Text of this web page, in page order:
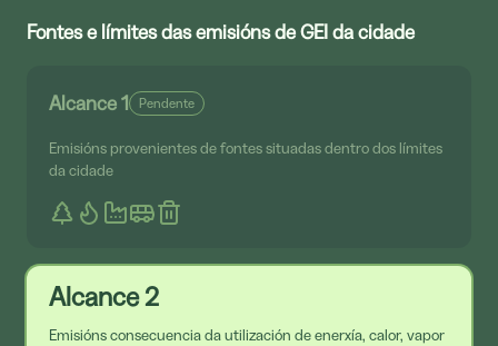
Fontes e límites das emisións de GEI da cidade
Alcance 1 Pendente
Emisións provenientes de fontes situadas dentro dos límites
da cidade
Alcance 2
Emisións consecuencia da utilización de enerxía, calor, vapor